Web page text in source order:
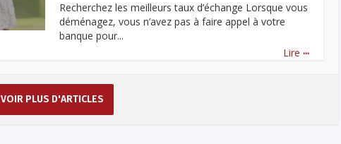
Recherchez les meilleurs taux d’échange Lorsque vous
déménagez, vous n’avez pas à faire appel à votre
banque pour...
Lire ...
VOIR PLUS D'ARTICLES